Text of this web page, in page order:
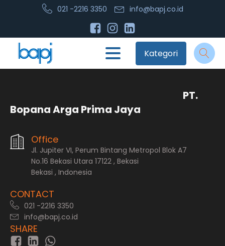
021 -2216 3350 info@bapj.co.id
Kategori
PT.
Bopana Arga Prima Jaya
Office
Jl. Jupiter VI, Perum Bintang Metropol Blok A7
No.16 Bekasi Utara 17122 , Bekasi
Bekasi , Indonesia
CONTACT
021 -2216 3350
info@bapj.co.id
SHARE